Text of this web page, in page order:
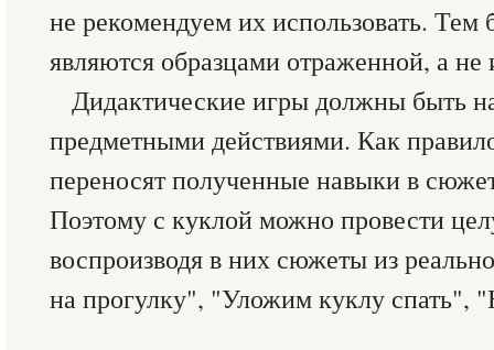
не рекомендуем их использовать. Тем
являются образцами отраженной, а
Дидактические игры должны быть
предметными действиями. Как
переносят полученные навыки в
Поэтому с куклой можно провести
воспроизводя в них сюжеты из
на прогулку", "Уложим куклу спать",